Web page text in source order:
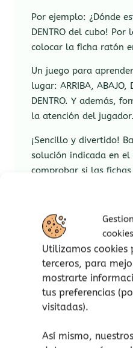
cookies
Utilizamos cookies
terceros, para
mostrarte
tus preferencias
visitadas).
Así mismo,
Por ejemplo: ¿Dónde
DENTRO del cubo!
colocar la ficha ratón
Un juego para
lugar: ARRIBA, ABAJO,
DENTRO. Y además,
la atención del jugador.
¡Sencillo y divertido!
solución indicada en
comprobar si las
1 tablero de
20 cartas de
el reverso.
5 fichas de
Reglas del
detalladas.